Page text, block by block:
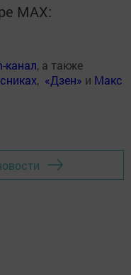
MАХ:
канал, а также
, «Дзен» и Макс